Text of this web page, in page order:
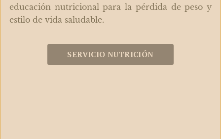
educación nutricional para la pérdida de peso y
estilo de vida saludable.
SERVICIO NUTRICIÓN